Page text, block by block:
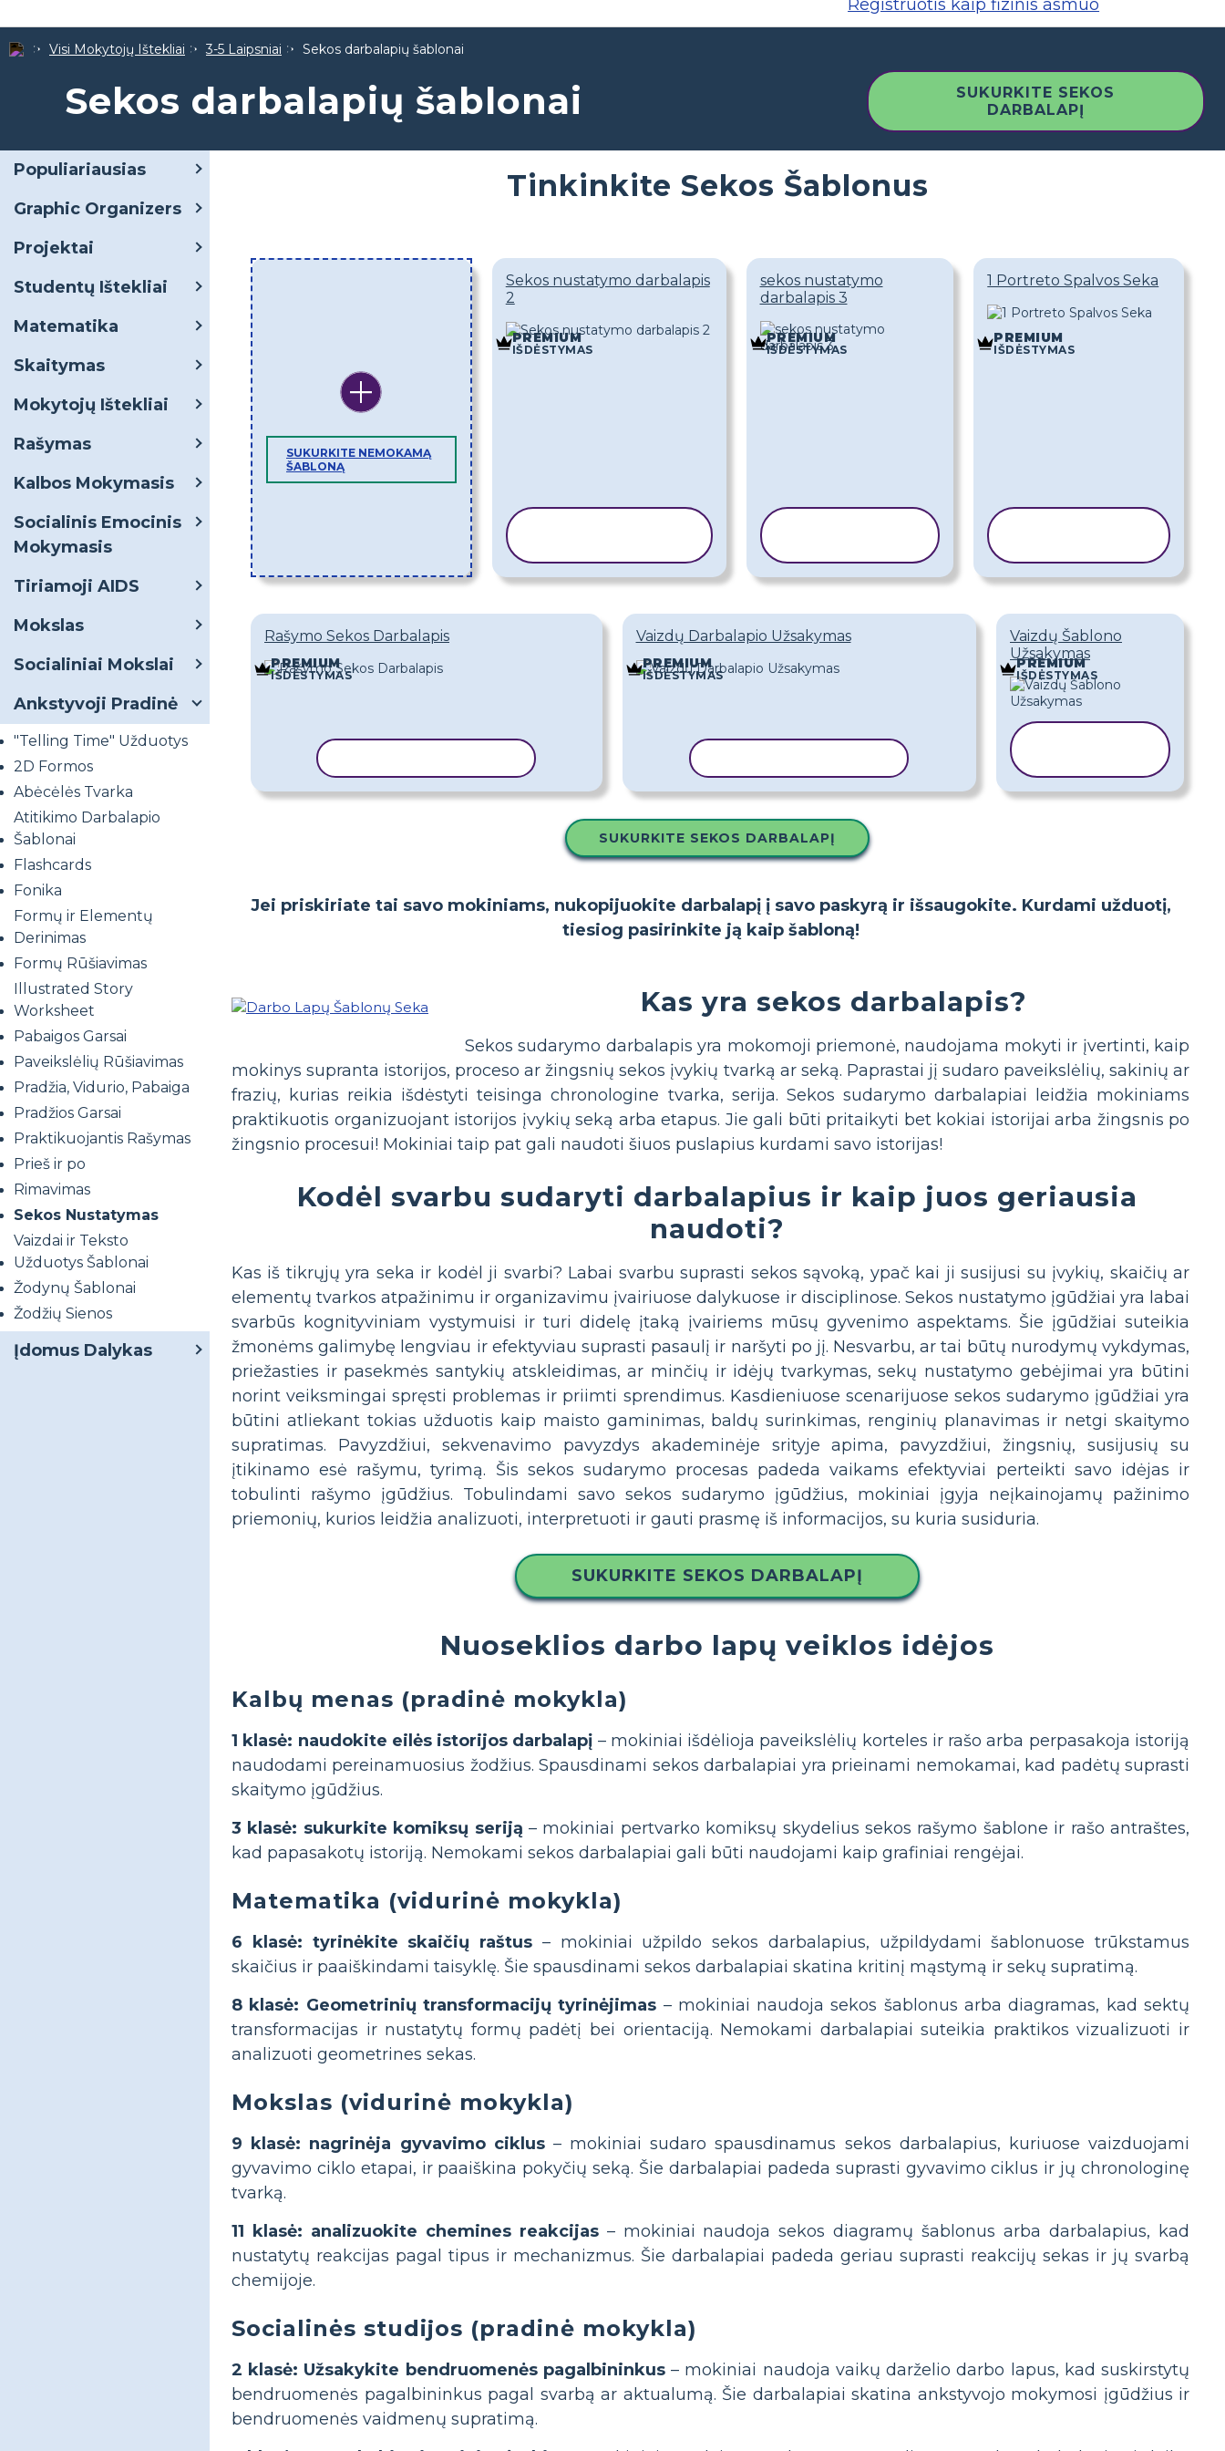
Registruotis kaip fizinis asmuo
Visi Mokytojų Ištekliai 3-5 Laipsniai Sekos darbalapių šablonai
Sekos darbalapių šablonai
SUKURKITE SEKOS
DARBALAPĮ
Populiariausias
Graphic Organizers
Projektai
Studentų Ištekliai
Matematika
Skaitymas
Mokytojų Ištekliai
Rašymas
Kalbos Mokymasis
Socialinis Emocinis
Mokymasis
Tiriamoji AIDS
Mokslas
Socialiniai Mokslai
Ankstyvoji Pradinė
"Telling Time" Užduotys
2D Formos
Abėcėlės Tvarka
Atitikimo Darbalapio
Šablonai
Flashcards
Fonika
Formų ir Elementų
Derinimas
Formų Rūšiavimas
Illustrated Story
Worksheet
Pabaigos Garsai
Paveikslėlių Rūšiavimas
Pradžia, Vidurio, Pabaiga
Pradžios Garsai
Praktikuojantis Rašymas
Prieš ir po
Rimavimas
Sekos Nustatymas
Vaizdai ir Teksto
Užduotys Šablonai
Žodynų Šablonai
Žodžių Sienos
Įdomus Dalykas
Tinkinkite Sekos Šablonus
SUKURKITE NEMOKAMĄ
ŠABLONĄ
Sekos nustatymo darbalapis
2
PREMIUM
IŠDĖSTYMAS
sekos nustatymo
darbalapis 3
PREMIUM
IŠDĖSTYMAS
1 Portreto Spalvos Seka
PREMIUM
IŠDĖSTYMAS
Rašymo Sekos Darbalapis
PREMIUM
IŠDĖSTYMAS
Vaizdų Darbalapio Užsakymas
PREMIUM
IŠDĖSTYMAS
Vaizdų Šablono
Užsakymas
PREMIUM
IŠDĖSTYMAS
SUKURKITE SEKOS DARBALAPĮ
Jei priskiriate tai savo mokiniams, nukopijuokite darbalapį į savo paskyrą ir išsaugokite. Kurdami užduotį,
tiesiog pasirinkite ją kaip šabloną!
Kas yra sekos darbalapis?
Sekos sudarymo darbalapis yra mokomoji priemonė, naudojama mokyti ir įvertinti, kaip
mokinys supranta istorijos, proceso ar žingsnių sekos įvykių tvarką ar seką. Paprastai jį sudaro paveikslėlių, sakinių ar
frazių, kurias reikia išdėstyti teisinga chronologine tvarka, serija. Sekos sudarymo darbalapiai leidžia mokiniams
praktikuotis organizuojant istorijos įvykių seką arba etapus. Jie gali būti pritaikyti bet kokiai istorijai arba žingsnis po
žingsnio procesui! Mokiniai taip pat gali naudoti šiuos puslapius kurdami savo istorijas!
Kodėl svarbu sudaryti darbalapius ir kaip juos geriausia
naudoti?
Kas iš tikrųjų yra seka ir kodėl ji svarbi? Labai svarbu suprasti sekos sąvoką, ypač kai ji susijusi su įvykių, skaičių ar
elementų tvarkos atpažinimu ir organizavimu įvairiuose dalykuose ir disciplinose. Sekos nustatymo įgūdžiai yra labai
svarbūs kognityviniam vystymuisi ir turi didelę įtaką įvairiems mūsų gyvenimo aspektams. Šie įgūdžiai suteikia
žmonėms galimybę lengviau ir efektyviau suprasti pasaulį ir naršyti po jį. Nesvarbu, ar tai būtų nurodymų vykdymas,
priežasties ir pasekmės santykių atskleidimas, ar minčių ir idėjų tvarkymas, sekų nustatymo gebėjimai yra būtini
norint veiksmingai spręsti problemas ir priimti sprendimus. Kasdieniuose scenarijuose sekos sudarymo įgūdžiai yra
būtini atliekant tokias užduotis kaip maisto gaminimas, baldų surinkimas, renginių planavimas ir netgi skaitymo
supratimas. Pavyzdžiui, sekvenavimo pavyzdys akademinėje srityje apima, pavyzdžiui, žingsnių, susijusių su
įtikinamo esė rašymu, tyrimą. Šis sekos sudarymo procesas padeda vaikams efektyviai perteikti savo idėjas ir
tobulinti rašymo įgūdžius. Tobulindami savo sekos sudarymo įgūdžius, mokiniai įgyja neįkainojamų pažinimo
priemonių, kurios leidžia analizuoti, interpretuoti ir gauti prasmę iš informacijos, su kuria susiduria.
SUKURKITE SEKOS DARBALAPĮ
Nuoseklios darbo lapų veiklos idėjos
Kalbų menas (pradinė mokykla)
1 klasė: naudokite eilės istorijos darbalapį – mokiniai išdėlioja paveikslėlių korteles ir rašo arba perpasakoja istoriją
naudodami pereinamuosius žodžius. Spausdinami sekos darbalapiai yra prieinami nemokamai, kad padėtų suprasti
skaitymo įgūdžius.
3 klasė: sukurkite komiksų seriją – mokiniai pertvarko komiksų skydelius sekos rašymo šablone ir rašo antraštes,
kad papasakotų istoriją. Nemokami sekos darbalapiai gali būti naudojami kaip grafiniai rengėjai.
Matematika (vidurinė mokykla)
6 klasė: tyrinėkite skaičių raštus – mokiniai užpildo sekos darbalapius, užpildydami šablonuose trūkstamus
skaičius ir paaiškindami taisyklę. Šie spausdinami sekos darbalapiai skatina kritinį mąstymą ir sekų supratimą.
8 klasė: Geometrinių transformacijų tyrinėjimas – mokiniai naudoja sekos šablonus arba diagramas, kad sektų
transformacijas ir nustatytų formų padėtį bei orientaciją. Nemokami darbalapiai suteikia praktikos vizualizuoti ir
analizuoti geometrines sekas.
Mokslas (vidurinė mokykla)
9 klasė: nagrinėja gyvavimo ciklus– mokiniai sudaro spausdinamus sekos darbalapius, kuriuose vaizduojami
gyvavimo ciklo etapai, ir paaiškina pokyčių seką. Šie darbalapiai padeda suprasti gyvavimo ciklus ir jų chronologinę
tvarką.
11 klasė: analizuokite chemines reakcijas– mokiniai naudoja sekos diagramų šablonus arba darbalapius, kad
nustatytų reakcijas pagal tipus ir mechanizmus. Šie darbalapiai padeda geriau suprasti reakcijų sekas ir jų svarbą
chemijoje.
Socialinės studijos (pradinė mokykla)
2 klasė: Užsakykite bendruomenės pagalbininkus– mokiniai naudoja vaikų darželio darbo lapus, kad suskirstytų
bendruomenės pagalbininkus pagal svarbą ar aktualumą. Šie darbalapiai skatina ankstyvojo mokymosi įgūdžius ir
bendruomenės vaidmenų supratimą.